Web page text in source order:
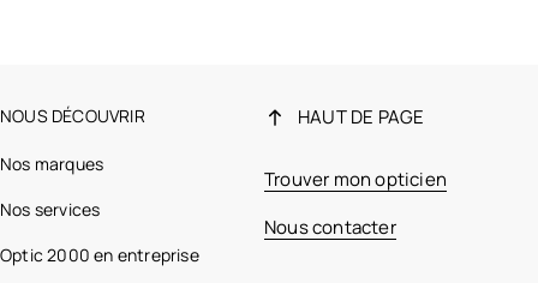
NOUS DÉCOUVRIR
Nos marques
Nos services
Optic 2000 en entreprise
HAUT DE PAGE
Trouver mon opticien
Nous contacter